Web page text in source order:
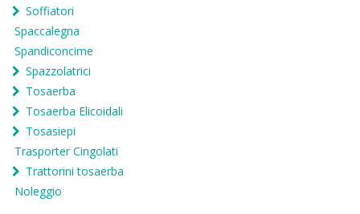
Soffiatori
Spaccalegna
Spandiconcime
Spazzolatrici
Tosaerba
Tosaerba Elicoidali
Tosasiepi
Trasporter Cingolati
Trattorini tosaerba
Noleggio